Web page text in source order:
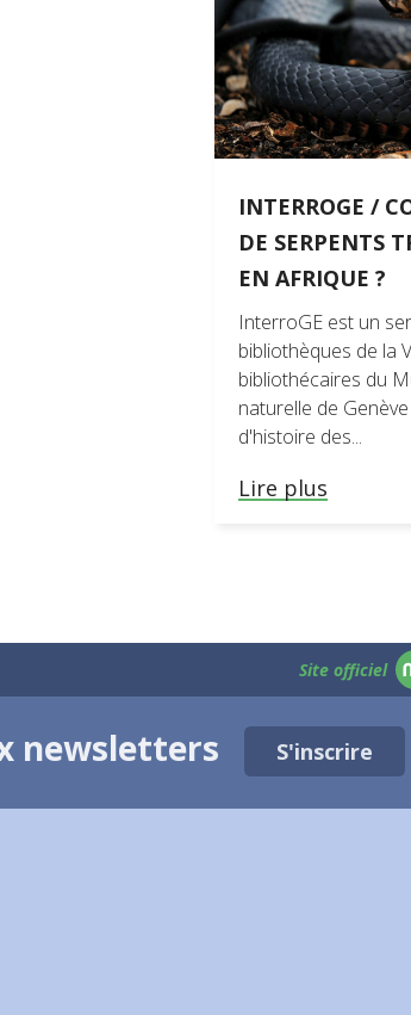
Service de référence
INTERROGE /
DE SERPENTS
EN AFRIQUE ?
InterroGE est un
bibliothèques de la
bibliothécaires du
naturelle de
d'histoire des...
Lire plus
Site officiel
newsletters S'inscrire